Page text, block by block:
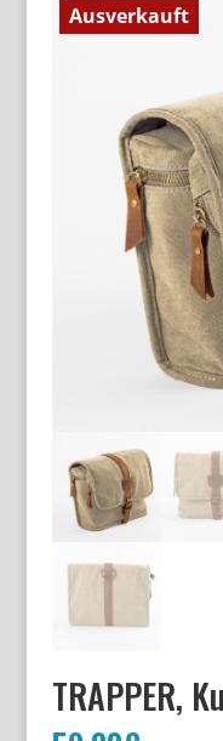
Ausverkauft
TRAPPER,